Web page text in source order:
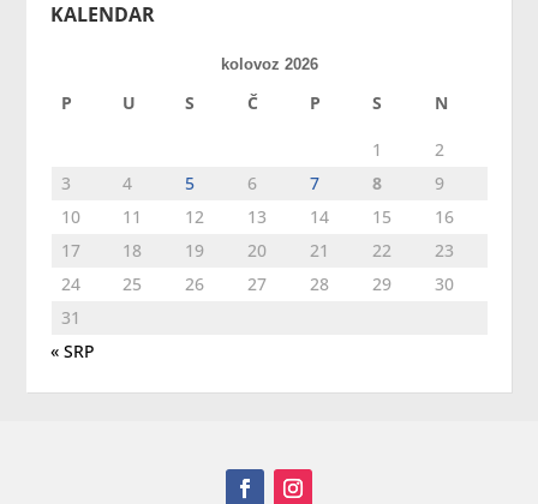
KALENDAR
kolovoz 2026
P U S Č P S N
1
2
3
4 5 6 7 8
9
10
11 12 13 14 15
16
17
18 19 20 21 22
23
24
25 26 27 28 29
30
31
« SRP